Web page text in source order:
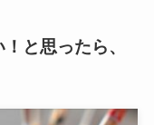
と思ったら、